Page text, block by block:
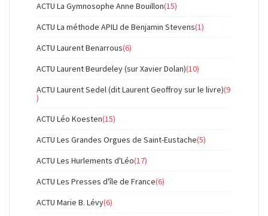
ACTU La Gymnosophe Anne Bouillon(15)
ACTU La méthode APILI de Benjamin Stevens(1)
ACTU Laurent Benarrous(6)
ACTU Laurent Beurdeley (sur Xavier Dolan)(10)
ACTU Laurent Sedel (dit Laurent Geoffroy sur le livre)(9
)
ACTU Léo Koesten(15)
ACTU Les Grandes Orgues de Saint-Eustache(5)
ACTU Les Hurlements d'Léo(17)
ACTU Les Presses d'île de France(6)
ACTU Marie B. Lévy(6)